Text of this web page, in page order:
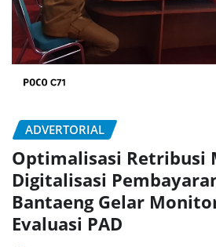
ADVERTORIAL
Optimalisasi Retribusi
Digitalisasi
Bantaeng Gelar
Evaluasi PAD